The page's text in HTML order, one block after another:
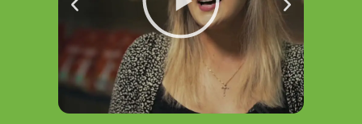
Anterior Próximo